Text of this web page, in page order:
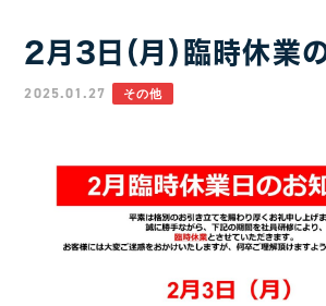
2月3日（月）臨時休業
2025.01.27 その他